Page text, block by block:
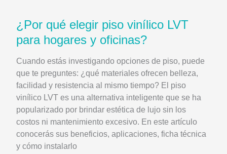
¿Por qué elegir piso vinílico LVT
para hogares y oficinas?
Cuando estás investigando opciones de piso, puede
que te preguntes: ¿qué materiales ofrecen belleza,
facilidad y resistencia al mismo tiempo? El piso
vinílico LVT es una alternativa inteligente que se ha
popularizado por brindar estética de lujo sin los
costos ni mantenimiento excesivo. En este artículo
conocerás sus beneficios, aplicaciones, ficha técnica
y cómo instalarlo